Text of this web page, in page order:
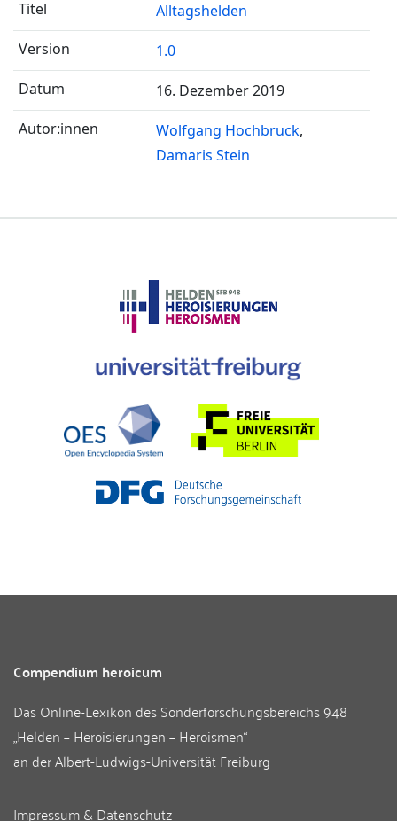
Alltagshelden
1.0
16. Dezember 2019
Wolfgang Hochbruck
Damaris Stein
Compendium heroicum
Das Online-Lexikon desSonderforschungsbereichs 948
„Helden – Heroisierungen – Heroismen“
an derAlbert-Ludwigs-Universität Freiburg
Impressum & Datenschutz